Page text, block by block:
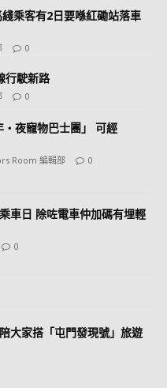
乘客有2日要喺紅磡站落車
0
行駛新路
0
‧夜寵物巴士團」 可經
Room 編輯部 0
車日 除咗電車仲加碼有埋輕
0
大家搭「屯門發現號」旅遊